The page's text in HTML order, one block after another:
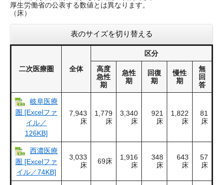
厚生労働省の公表する数値とは異なります。
（床）
表のサイズを切り替える
二次医療圏 全体
区分
高度
急性
期
急性
期
回復
期
慢性
期
無
回
答
岐阜医療
圏 [Excelファ
イル／
126KB]
7,943
床
1,779
床
3,340
床
921
床
1,822
床
81
床
西濃医療
圏 [Excelファ
イル／74KB]
3,033
床
69床
1,916
床
348
床
643
床
57
床